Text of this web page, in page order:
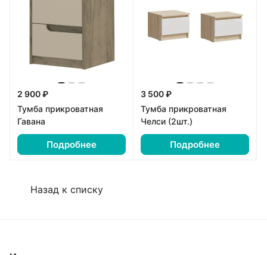
2 900 ₽
Тумба прикроватная
Гавана
Подробнее
3 500 ₽
Тумба прикроватная
Челси (2шт.)
Подробнее
Назад к списку